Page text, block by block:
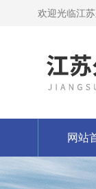
欢迎光临江
网站